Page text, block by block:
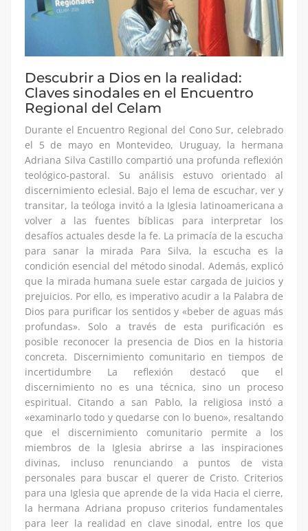
Descubrir a Dios en la realidad:
Claves sinodales en el Encuentro
Regional del Celam
Durante el Encuentro Regional del Cono Sur, celebrado
el 5 de mayo en Montevideo, Uruguay, la hermana
Adriana Silva Castillo compartió una profunda reflexión
teológico-pastoral. Su análisis estuvo orientado al
discernimiento eclesial. Bajo el lema de escuchar, ver y
transitar, la teóloga invitó a la Iglesia latinoamericana a
volver a las fuentes bíblicas para interpretar los
desafíos actuales desde la fe. La primacía de la escucha
para sanar la mirada Para Silva, la escucha es la
condición esencial del método sinodal. Además, explicó
que la mirada humana suele estar cargada de juicios y
prejuicios. Por ello, es imperativo acudir a la Palabra de
Dios para purificar los sentidos y «beber de aguas más
profundas». Solo a través de esta purificación es
posible reconocer la presencia de Dios en la historia
concreta. Discernimiento comunitario en tiempos de
incertidumbre La reflexión destacó que el
discernimiento no es una técnica, sino un proceso
espiritual. Citando a san Pablo, la religiosa instó a
«examinarlo todo y quedarse con lo bueno», resaltando
que el discernimiento comunitario permite a los
miembros de la Iglesia abrirse a las inspiraciones
divinas, incluso renunciando a puntos de vista
personales para buscar el querer de Cristo. Criterios
para una Iglesia que aprende de la vida Hacia el cierre,
la hermana Adriana propuso criterios fundamentales
para leer la realidad en clave sinodal, entre los que